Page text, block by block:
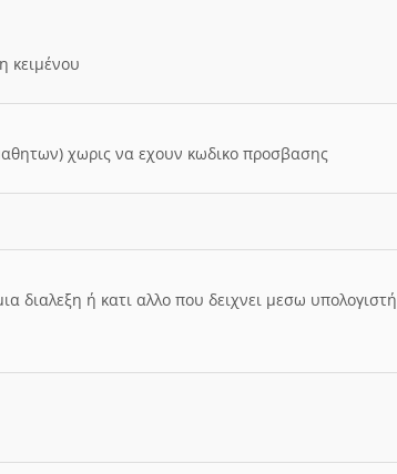
κειμένου
χωρις να εχουν κωδικο προσβασης
διαλεξη ή κατι αλλο που δειχνει μεσω υπολογιστή